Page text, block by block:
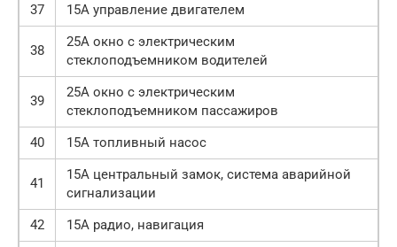
37
15А управление двигателем
38
25А окно с электрическим
стеклоподъемником водителей
39
25А окно с электрическим
стеклоподъемником пассажиров
40
15А топливный насос
41
15А центральный замок, система аварийной
сигнализации
42
15А радио, навигация